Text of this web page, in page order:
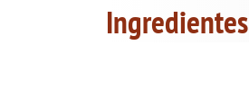
Ingredientes